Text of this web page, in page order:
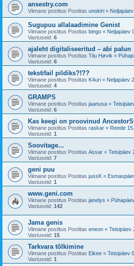
ansestry.com
Viimane postitus Postitas unokiri «
Sugupuu allalaadimine Genist
Viimane postitus Postitas bingo « Neljapäev
Vastuseid: 6
ajaleht digitaliseeritud – abi palun
Viimane postitus Postitas Tiiu Høvik «
Vastuseid: 6
tekstifail pildiks?!??
Viimane postitus Postitas K4uri « Neljapäev
Vastuseid: 4
GRAMPS
Viimane postitus Postitas jaanusa «
Vastuseid: 6
Kas keegi on proovinud
Viimane postitus Postitas raskar « Reede
Vastuseid: 1
Soovitage...
Viimane postitus Postitas Assar « Teisipäev
Vastuseid: 7
geni puu
Viimane postitus Postitas jussK «
Vastuseid: 1
www.geni.com
Viimane postitus Postitas janelys «
Vastuseid: 142
Jama genis
Viimane postitus Postitas eneon « Teisipäev
Vastuseid: 15
Tarkvara tõlkimine
Viimane postitus Postitas Eikee « Teisipäev
Vastuseid: 1